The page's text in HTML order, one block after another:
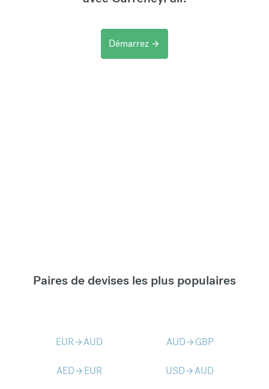
Démarrez arrow_forward
Paires de devises les plus populaires
EURarrow_forwardAUD AUDarrow_forward GBP
AEDarrow_forward EUR USDarrow_forwardAUD